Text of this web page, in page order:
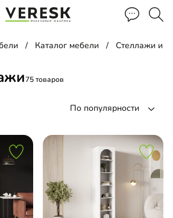
Каталог мебели Стеллажи и
75 товаров
По популярности